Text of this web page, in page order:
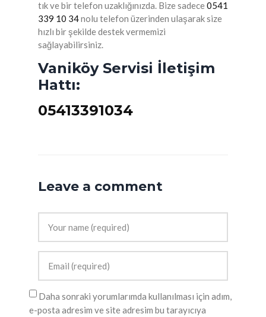
tık ve bir telefon uzaklığınızda. Bize sadece0541
339 10 34nolu telefon üzerinden ulaşarak size
hızlı bir şekilde destek vermemizi
sağlayabilirsiniz.
Vaniköy Servisi İletişim
Hattı:
05413391034
Leave a comment
Daha sonraki yorumlarımda kullanılması için adım,
e-posta adresim ve site adresim bu tarayıcıya